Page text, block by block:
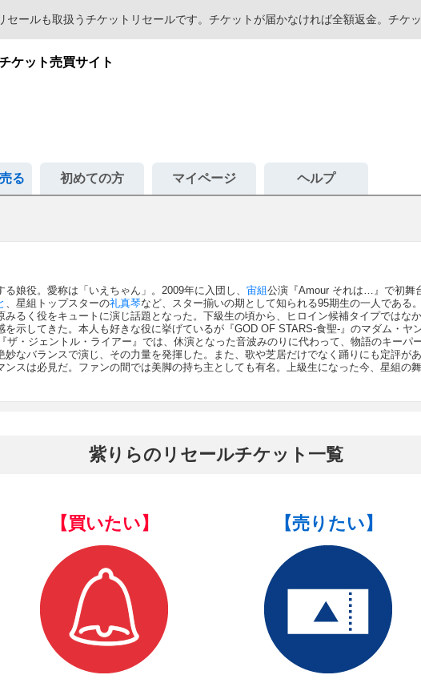
ールも取扱うチケットリセールです。チケットが届かなければ全額返金。チケ
ケット売買サイト
る 初めての方 マイページ ヘルプ
る娘役。愛称は「いえちゃん」。2009年に入団し、 宙組公演『Amour それは…』で初舞
、星組トップスターの礼真琴など、スター揃いの期として知られる95期生の一人である
みるく役をキュートに演じ話題となった。下級生の頃から、ヒロイン候補タイプではな
を示してきた。本人も好きな役に挙げているが『GOD OF STARS-食聖-』のマダム・ヤ
ザ・ジェントル・ライアー』では、休演となった音波みのりに代わって、物語のキーパ
なバランスで演じ、その力量を発揮した。また、歌や芝居だけでなく踊りにも定評が
ンスは必見だ。ファンの間では美脚の持ち主としても有名。上級生になった今、星組の
紫りらのリセールチケット一覧
【買いたい】 【売りたい】